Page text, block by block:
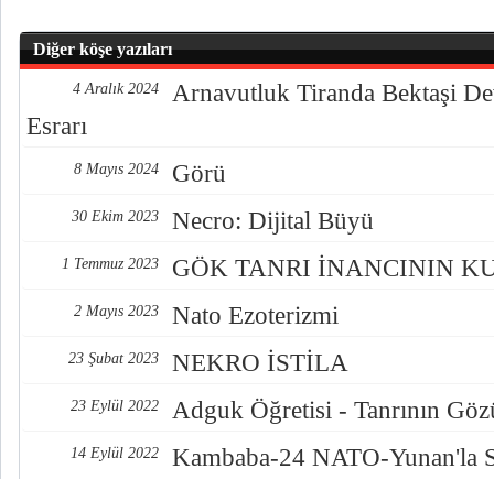
Diğer köşe yazıları
4 Aralık 2024
Arnavutluk Tiranda Bektaşi
Esrarı
8 Mayıs 2024 Görü
30 Ekim 2023 Necro: Dijital Büyü
1 Temmuz 2023 GÖK TANRI İNANCININ
2 Mayıs 2023 Nato Ezoterizmi
23 Şubat 2023 NEKRO İSTİLA
23 Eylül 2022 Adguk Öğretisi - Tanrının
14 Eylül 2022
Kambaba-24 NATO-Yunan'la